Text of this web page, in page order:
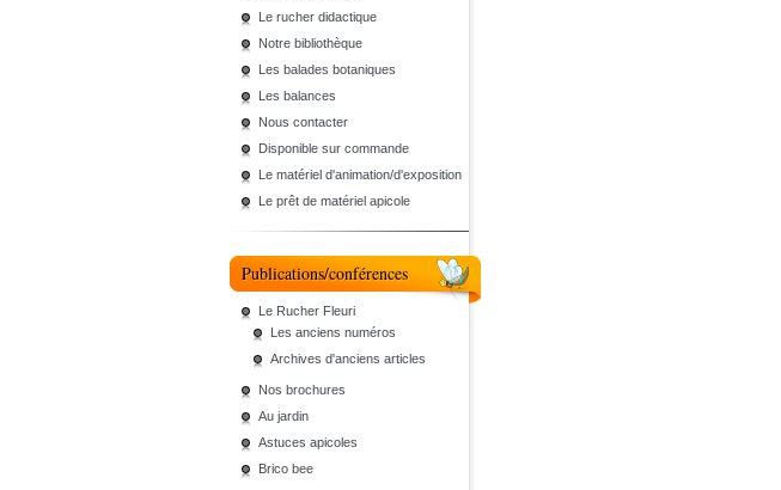
Le rucher didactique
Notre bibliothèque
Les balades botaniques
Les balances
Nous contacter
Disponible sur commande
Le matériel d'animation/d'exposition
Le prêt de matériel apicole
Publications/conférences
Le Rucher Fleuri
Les anciens numéros
Archives d'anciens articles
Nos brochures
Au jardin
Astuces apicoles
Brico bee